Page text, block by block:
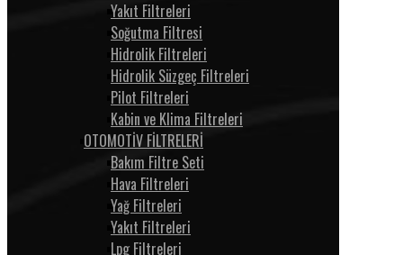
Yakıt Filtreleri
Soğutma Filtresi
Hidrolik Filtreleri
Hidrolik Süzgeç Filtreleri
Pilot Filtreleri
Kabin ve Klima Filtreleri
OTOMOTİV FİLTRELERİ
Bakım Filtre Seti
Hava Filtreleri
Yağ Filtreleri
Yakıt Filtreleri
Lpg Filtreleri